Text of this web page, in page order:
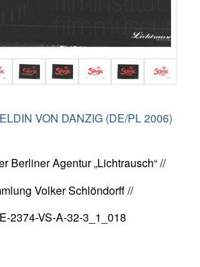
VON DANZIG (DE/PL 2006)
Berliner Agentur „Lichtrausch“ //
Volker Schlöndorff //
2374-VS-A-32-3_1_018